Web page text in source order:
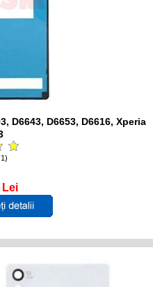
D6643, D6653, D6616, Xperia
Lei